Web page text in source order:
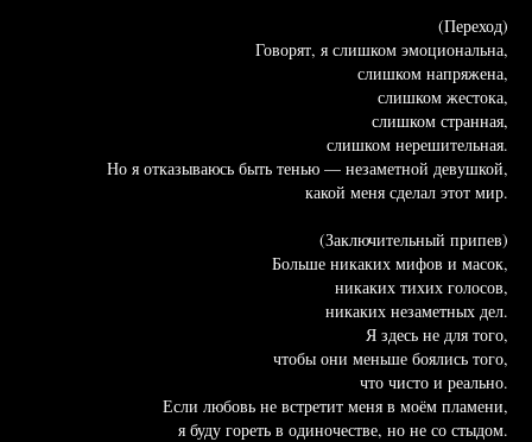
(Переход)
Говорят, я слишком эмоциональна,
слишком напряжена,
слишком жестока,
слишком странная,
слишком нерешительная.
Но я отказываюсь быть тенью — незаметной девушкой,
какой меня сделал этот мир.
(Заключительный припев)
Больше никаких мифов и масок,
никаких тихих голосов,
никаких незаметных дел.
Я здесь не для того,
чтобы они меньше боялись того,
что чисто и реально.
Если любовь не встретит меня в моём пламени,
я буду гореть в одиночестве, но не со стыдом.